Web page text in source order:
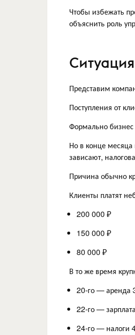
Чтобы избежать
объяснить роль
Представим
Поступления от
Формально
Но в конце месяца
зависают,
Причина обычно
Клиенты платят
200 000 ₽
150 000 ₽
80 000 ₽
В то же время
20-го — аренда
22-го —
24-го — налоги